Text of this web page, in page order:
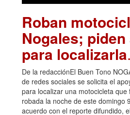
Roban
Nogales; piden
para localizarla
De la redacciónEl Buen Tono
de redes sociales se solicita el
para localizar una motocicleta
robada la noche de este domingo
acuerdo con el reporte difundido,